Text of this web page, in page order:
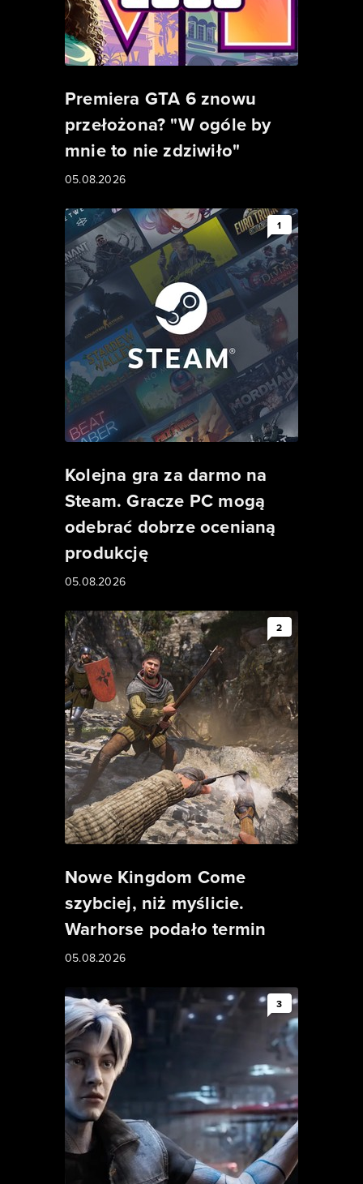
Premiera GTA 6 znowu
przełożona? "W ogóle by
mnie to nie zdziwiło"
05.08.2026
1
Kolejna gra za darmo na
Steam. Gracze PC mogą
odebrać dobrze ocenianą
produkcję
05.08.2026
2
Nowe Kingdom Come
szybciej, niż myślicie.
Warhorse podało termin
05.08.2026
3